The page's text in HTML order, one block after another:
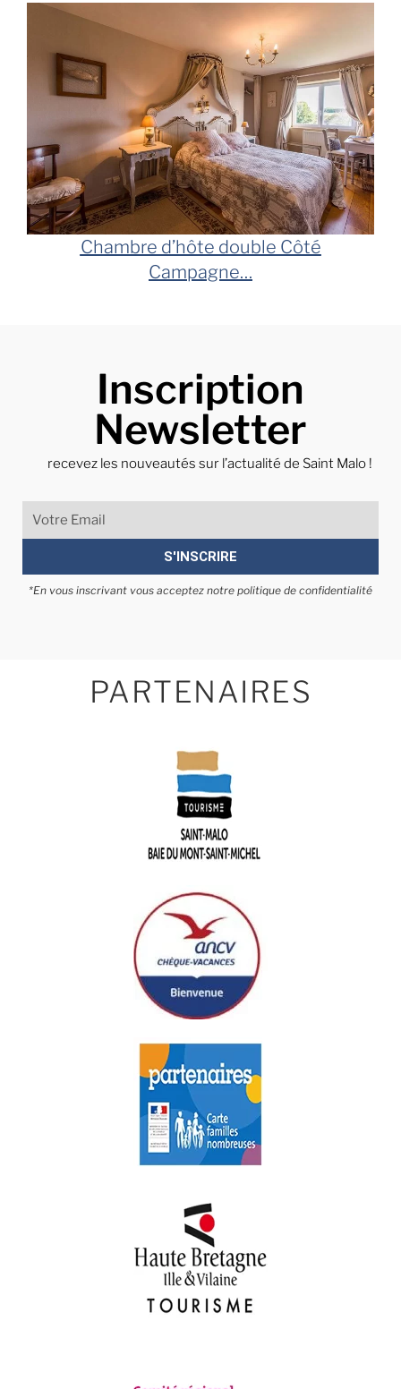
Chambre d’hôte double Côté
Campagne…
Inscription
Newsletter
recevez les nouveautés sur l’actualité de Saint Malo !
S'INSCRIRE
*En vous inscrivant vous acceptez notre politique de confidentialité
PARTENAIRES